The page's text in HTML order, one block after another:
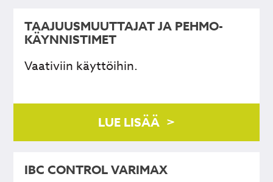
TAAJUUS­­­MUUTTAJAT JA PEHMO­
KÄYNNISTIMET
Vaativiin käyttöihin.
LUE LISÄÄ
IBC CONTROL VARIMAX